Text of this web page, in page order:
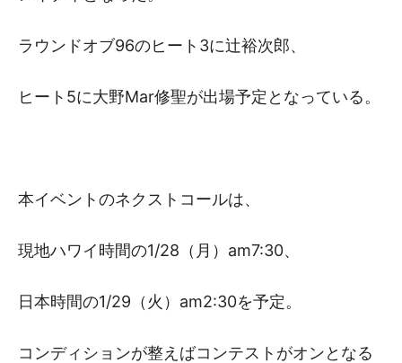
ラウンドオブ96のヒート3に辻裕次郎、
ヒート5に大野Mar修聖が出場予定となっている。
本イベントのネクストコールは、
現地ハワイ時間の1/28（月）am7:30、
日本時間の1/29（火）am2:30を予定。
コンディションが整えばコンテストがオンとなる